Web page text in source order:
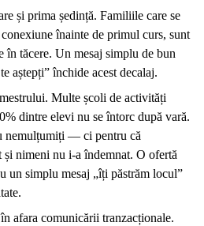
și prima ședință. Familiile care se
înainte de primul curs, sunt
în tăcere. Un mesaj simplu de bun
aștepți” închide acest decalaj.
Multe școli de activități
dintre elevi nu se întorc după vară.
nemulțumiți — ci pentru că
și nimeni nu i-a îndemnat. O ofertă
un simplu mesaj „îți păstrăm locul”
afara comunicării tranzacționale.